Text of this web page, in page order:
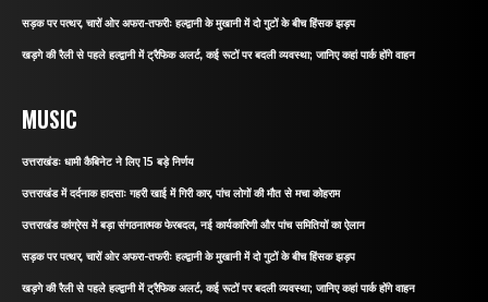
सड़क पर पत्थर, चारों ओर अफरा-तफरीः हल्द्वानी के मुखानी में दो गुटों के बीच हिंसक झड़प
खड़गे की रैली से पहले हल्द्वानी में ट्रैफिक अलर्ट, कई रूटों पर बदली व्यवस्था; जानिए कहां पार्क होंगे वाहन
MUSIC
उत्तराखंडः धामी कैबिनेट ने लिए 15 बड़े निर्णय
उत्तराखंड में दर्दनाक हादसाः गहरी खाई में गिरी कार, पांच लोगों की मौत से मचा कोहराम
उत्तराखंड कांग्रेस में बड़ा संगठनात्मक फेरबदल, नई कार्यकारिणी और पांच समितियों का ऐलान
सड़क पर पत्थर, चारों ओर अफरा-तफरीः हल्द्वानी के मुखानी में दो गुटों के बीच हिंसक झड़प
खड़गे की रैली से पहले हल्द्वानी में ट्रैफिक अलर्ट, कई रूटों पर बदली व्यवस्था; जानिए कहां पार्क होंगे वाहन